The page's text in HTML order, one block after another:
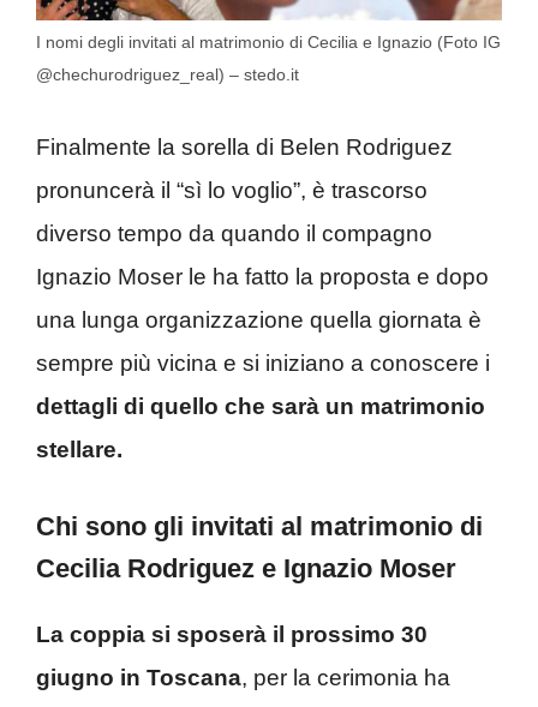
I nomi degli invitati al matrimonio di Cecilia e Ignazio (Foto IG
@chechurodriguez_real) – stedo.it
Finalmente la sorella di Belen Rodriguez
pronuncerà il “sì lo voglio”, è trascorso
diverso tempo da quando il compagno
Ignazio Moser le ha fatto la proposta e dopo
una lunga organizzazione quella giornata è
sempre più vicina e si iniziano a conoscere i
dettagli di quello che sarà un matrimonio
stellare.
Chi sono gli invitati al matrimonio di
Cecilia Rodriguez e Ignazio Moser
La coppia si sposerà il prossimo 30
giugno in Toscana, per la cerimonia ha